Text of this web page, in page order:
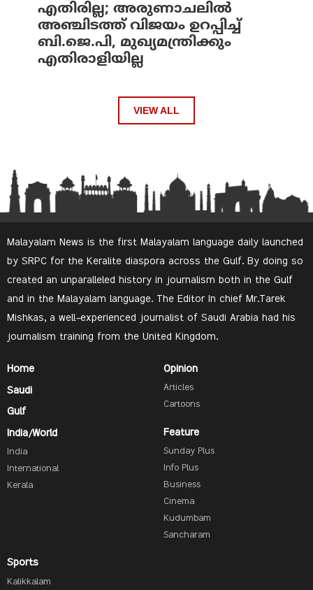
എതിരില്ല; അരുണാചലില്‍
അഞ്ചിടത്ത് വിജയം ഉറപ്പിച്ച്
ബി.ജെ.പി, മുഖ്യമന്ത്രിക്കും
എതിരാളിയില്ല
VIEW ALL
Malayalam News is the first Malayalam language daily launched
by SRPC for the Keralite diaspora across the Gulf. By doing so
created an unparalleled history in journalism both in the Gulf
and in the Malayalam language. The Editor In chief Mr.Tarek
Mishkas, a well-experienced journalist of Saudi Arabia had his
journalism training from the United Kingdom.
Home
Saudi
Gulf
India/World
India
International
Kerala
Opinion
Articles
Cartoons
Feature
Sunday Plus
Info Plus
Business
Cinema
Kudumbam
Sancharam
Sports
Kalikkalam